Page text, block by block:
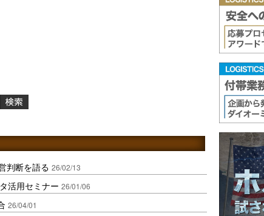
判断を語る 26/02/13
活用セミナー 26/01/06
26/04/01